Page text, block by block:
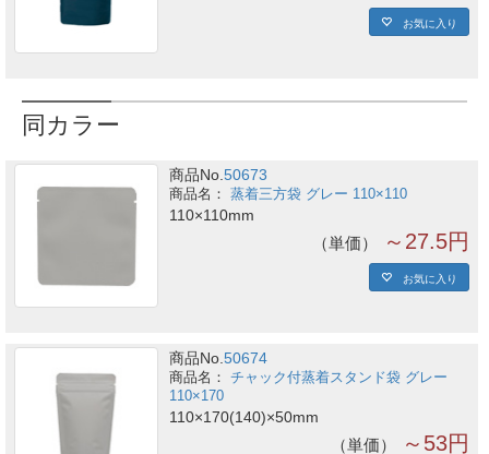
お気に入り
同カラー
商品No.50673
蒸着三方袋 グレー 110×110
110×110mm
単価 ～27.5円
お気に入り
商品No.50674
チャック付蒸着スタンド袋 グレー
110×170
110×170(140)×50mm
単価 ～53円